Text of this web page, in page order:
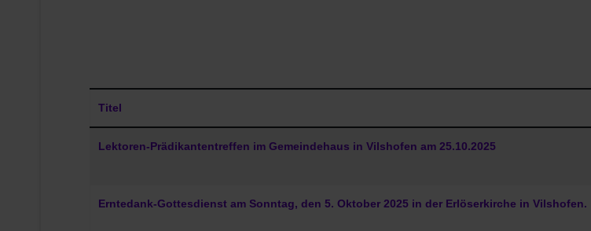
Titel
Lektoren-Prädikantentreffen im Gemeindehaus in Vilshofen am 25.10.2025
Erntedank-Gottesdienst am Sonntag, den 5. Oktober 2025 in der Erlöserkirche in Vilshofen.